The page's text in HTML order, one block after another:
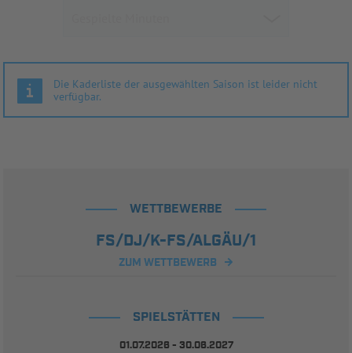
Die Kaderliste der ausgewählten Saison ist leider nicht
verfügbar.
WETTBEWERBE
FS/DJ/K-FS/ALGÄU/1
ZUM WETTBEWERB
SPIELSTÄTTEN
01.07.2026 - 30.06.2027